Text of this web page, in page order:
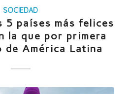
SOCIEDAD
5 países más felices
la que por primera
de América Latina